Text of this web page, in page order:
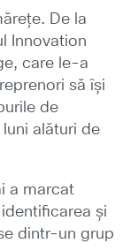
De la
Innovation
care le-a
să își
de
alături de
a marcat
și
dintr-un grup